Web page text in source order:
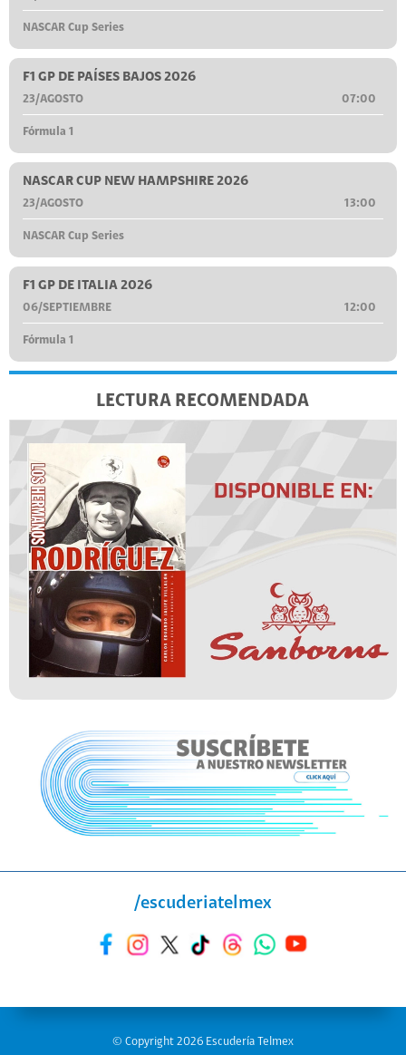
NASCAR Cup Series
F1 GP DE PAÍSES BAJOS 2026
23/AGOSTO 07:00
Fórmula 1
NASCAR CUP NEW HAMPSHIRE 2026
23/AGOSTO 13:00
NASCAR Cup Series
F1 GP DE ITALIA 2026
06/SEPTIEMBRE 12:00
Fórmula 1
LECTURA RECOMENDADA
/escuderiatelmex
© Copyright 2026 Escudería Telmex